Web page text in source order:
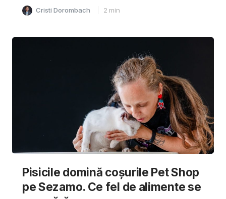
Cristi Dorombach 2 min
Pisicile domină coșurile Pet Shop
pe Sezamo. Ce fel de alimente se